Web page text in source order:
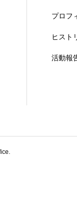
プロフ
ヒスト
活動報